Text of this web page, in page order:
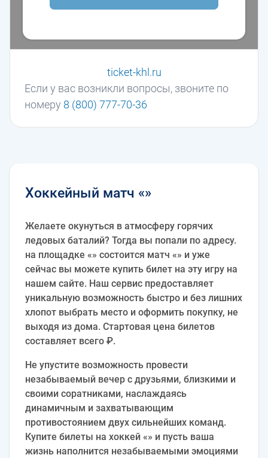
Если у вас возникли вопросы, звоните по
номеру 8 (800) 777-70-36
ticket-khl.ru
Хоккейный матч «»
Желаете окунуться в атмосферу горячих
ледовых баталий? Тогда вы попали по адресу.
на площадке «» состоится матч «» и уже
сейчас вы можете купить билет на эту игру на
нашем сайте. Наш сервис предоставляет
уникальную возможность быстро и без лишних
хлопот выбрать место и оформить покупку, не
выходя из дома. Стартовая цена билетов
составляет всего ₽.
Не упустите возможность провести
незабываемый вечер с друзьями, близкими и
своими соратниками, наслаждаясь
динамичным и захватывающим
противостоянием двух сильнейших команд.
Купите билеты на хоккей «» и пусть ваша
жизнь наполнится незабываемыми эмоциями